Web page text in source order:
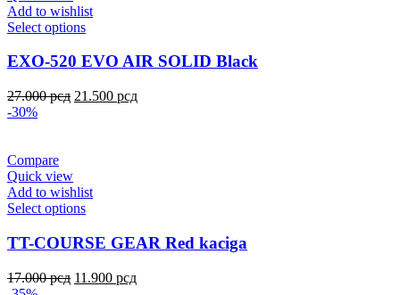
Add to wishlist
Select options
EXO-520 EVO AIR SOLID Black
27.000рсд 21.500 рсд
-30%
Compare
Quick view
Add to wishlist
Select options
TT-COURSE GEAR Red kaciga
17.000рсд 11.900 рсд